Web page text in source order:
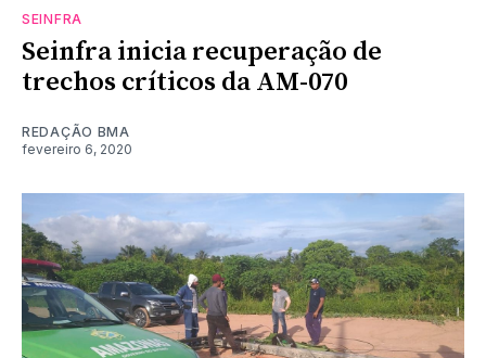
SEINFRA
Seinfra inicia recuperação de
trechos críticos da AM-070
REDAÇÃO BMA
fevereiro 6, 2020